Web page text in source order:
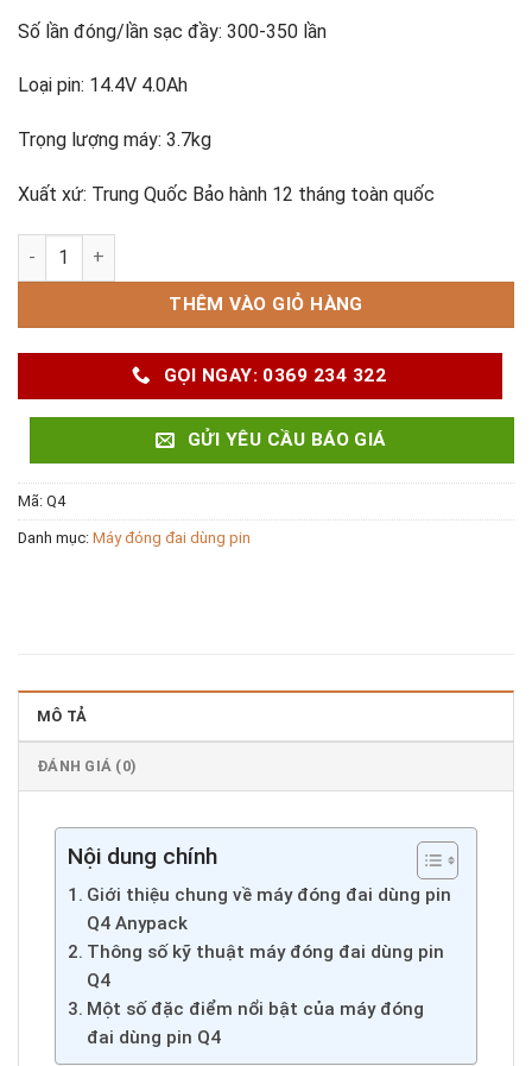
Số lần đóng/lần sạc đầy: 300-350 lần
Loại pin: 14.4V 4.0Ah
Trọng lượng máy: 3.7kg
Xuất xứ: Trung Quốc Bảo hành 12 tháng toàn quốc
Máy đóng đai dùng pin Q4 số lượng
THÊM VÀO GIỎ HÀNG
GỌI NGAY: 0369 234 322
GỬI YÊU CẦU BÁO GIÁ
Mã: Q4
Danh mục: Máy đóng đai dùng pin
MÔ TẢ
ĐÁNH GIÁ (0)
Nội dung chính
Giới thiệu chung về máy đóng đai dùng pin
Q4 Anypack
Thông số kỹ thuật máy đóng đai dùng pin
Q4
Một số đặc điểm nổi bật của máy đóng
đai dùng pin Q4